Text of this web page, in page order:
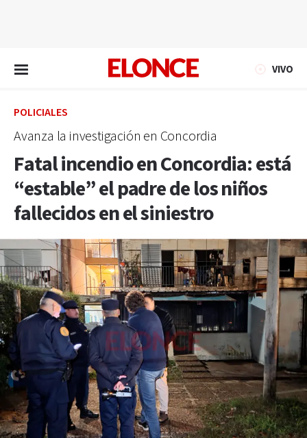
VIVO
POLICIALES
Avanza la investigación en Concordia
Fatal incendio en Concordia: está
“estable” el padre de los niños
fallecidos en el siniestro